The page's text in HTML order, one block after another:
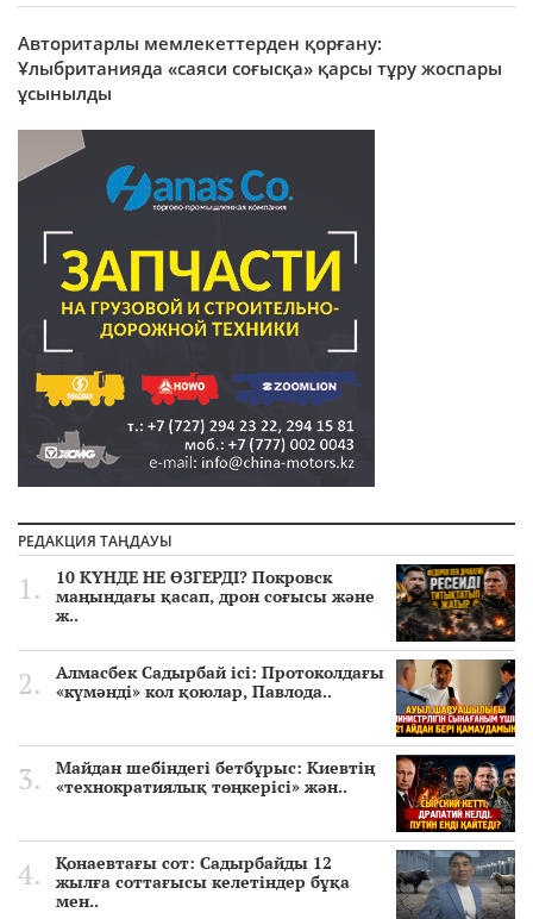
Авторитарлы мемлекеттерден қорғану:
Ұлыбританияда «саяси соғысқа» қарсы тұру жоспары
ұсынылды
РЕДАКЦИЯ ТАҢДАУЫ
10 КҮНДЕ НЕ ӨЗГЕРДІ? Покровск
маңындағы қасап, дрон соғысы және
ж..
Алмасбек Садырбай ісі: Протоколдағы
«күмәнді» кол қоюлар, Павлода..
Майдан шебіндегі бетбұрыс: Киевтің
«технократиялық төңкерісі» жән..
Қонаевтағы сот: Садырбайды 12
жылға соттағысы келетіндер бұқа
мен..